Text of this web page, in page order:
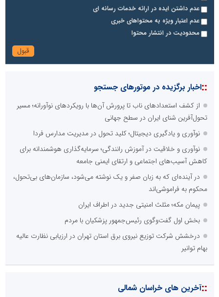
عدم داشتن ایده در ارائه خدمات رسانه ای
عدم اعتبار ویژه به محتواهای خبری
محدودیت در انتشار محتوا
::اخبار برگزیده در موتورهای جستجو
از کشف استعدادهای ناب تا پرورش آن‌ها با رویکردهای نوآورانه؛ مسیر
تحول‌آفرین شنای ایران در سطح جهانی
نوآوری و یادگیری دیجیتال؛ کلید تحول در مدیریت مدارس فردا
نوآوری و خلاقیت در آموزش رانندگی؛ سرمایه‌گذاری هوشمندانه برای
کاهش آسیب‌های اجتماعی و ارتقای ایمنی جامعه
در آینده‌ای که به زبان صفر و یک نوشته می‌شود، سازمان‌های بی‌تحول،
محکوم به فراموشی‌اند
پیمان مکه؛ مثلث امنیتی جدید در اطراف ایران
بخش اول گفت‌وگوی رئیس‌جمهور پزشکیان با مردم
درخشش شرکت توزیع نیروی برق استان تهران در ارزیابی نظارت عالیه
بهام توانیر
::آخرین های خراسان شمالی